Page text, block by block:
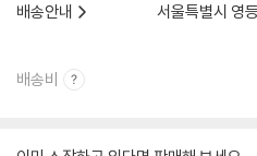
배송안내
서울특별시 영
배송비